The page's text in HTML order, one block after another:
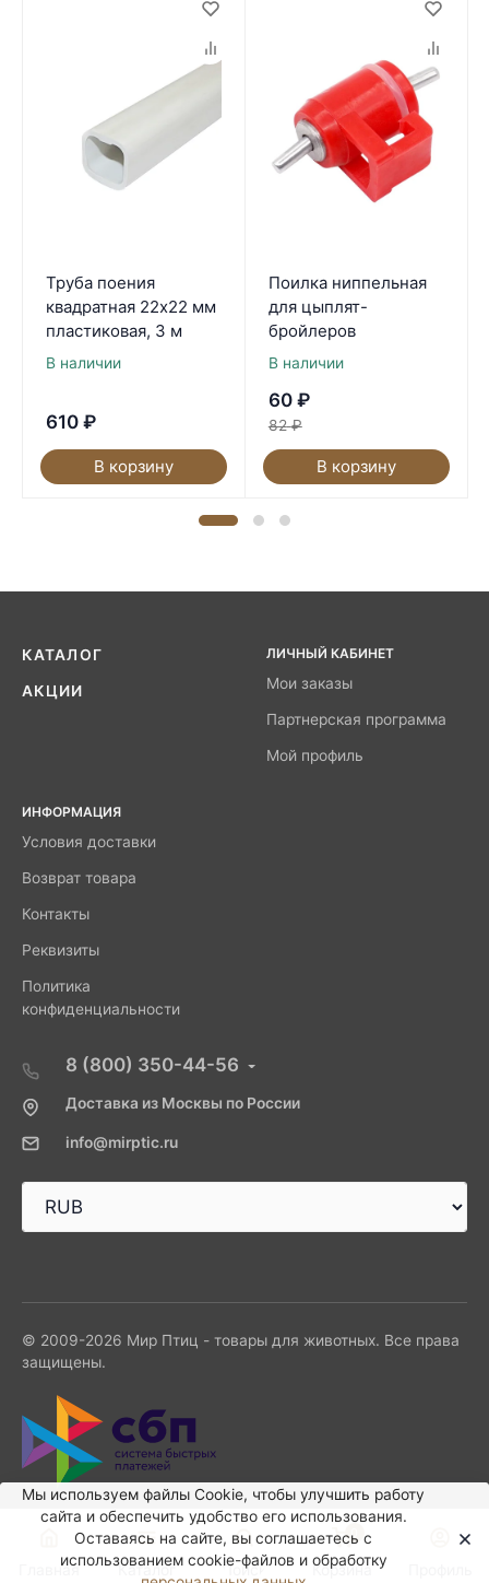
Труба поения
квадратная 22х22 мм
пластиковая, 3 м
В наличии
610 ₽
В корзину
Поилка ниппельная
для цыплят-
бройлеров
В наличии
60 ₽
82 ₽
В корзину
КАТАЛОГ
АКЦИИ
ЛИЧНЫЙ КАБИНЕТ
Мои заказы
Партнерская программа
Мой профиль
ИНФОРМАЦИЯ
Условия доставки
Возврат товара
Контакты
Реквизиты
Политика
конфиденциальности
8 (800) 350-44-56
Доставка из Москвы по России
info@mirptic.ru
© 2009-2026 Мир Птиц - товары для животных. Все права
защищены.
Мы используем файлы Сookie, чтобы улучшить работу
сайта и обеспечить удобство его использования.
Оставаясь на сайте, вы соглашаетесь с
использованием cookie-файлов и обработку
Главная Каталог Поиск
0
Корзина